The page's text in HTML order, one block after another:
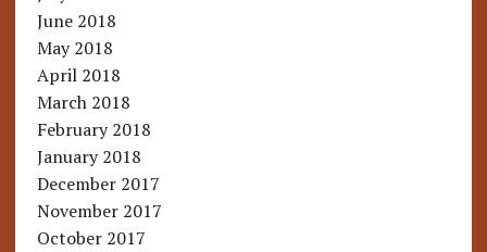
June 2018
May 2018
April 2018
March 2018
February 2018
January 2018
December 2017
November 2017
October 2017